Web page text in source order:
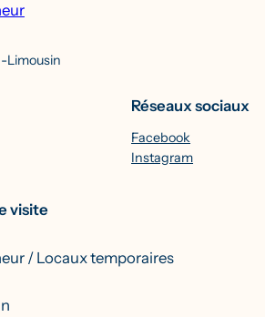
Limousin
Réseaux sociaux
Facebook
Instagram
visite
/ Locaux temporaires